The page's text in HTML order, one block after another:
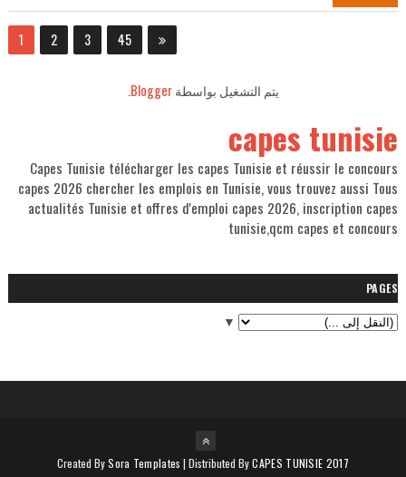
1 2 3 45
يتم التشغيل بواسطةBlogger
.
capes tunisie
Capes Tunisie télécharger les capes Tunisie et réussir le concours
capes 2026 chercher les emplois en Tunisie, vous trouvez aussi Tous
actualités Tunisie et offres d'emploi capes 2026, inscription capes
tunisie,qcm capes et concours
PAGES
▼
Created BySora Templates | Distributed ByCAPES TUNISIE 2017